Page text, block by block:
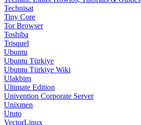
Technisat
Tiny Core
Tor Browser
Toshiba
Trisquel
Ubuntu
Ubuntu Türkiye
Ubuntu Türkiye Wiki
Ulakbim
Ultimate Edition
Univention Corporate Server
Unixmen
Ututo
VectorLinux